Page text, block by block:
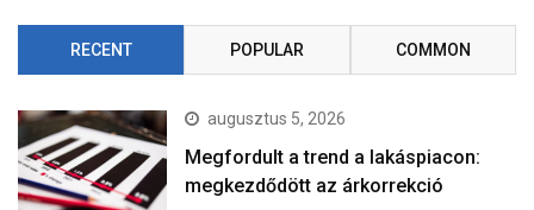
RECENT POPULAR COMMON
augusztus 5, 2026
Megfordult a trend a lakáspiacon:
megkezdődött az árkorrekció